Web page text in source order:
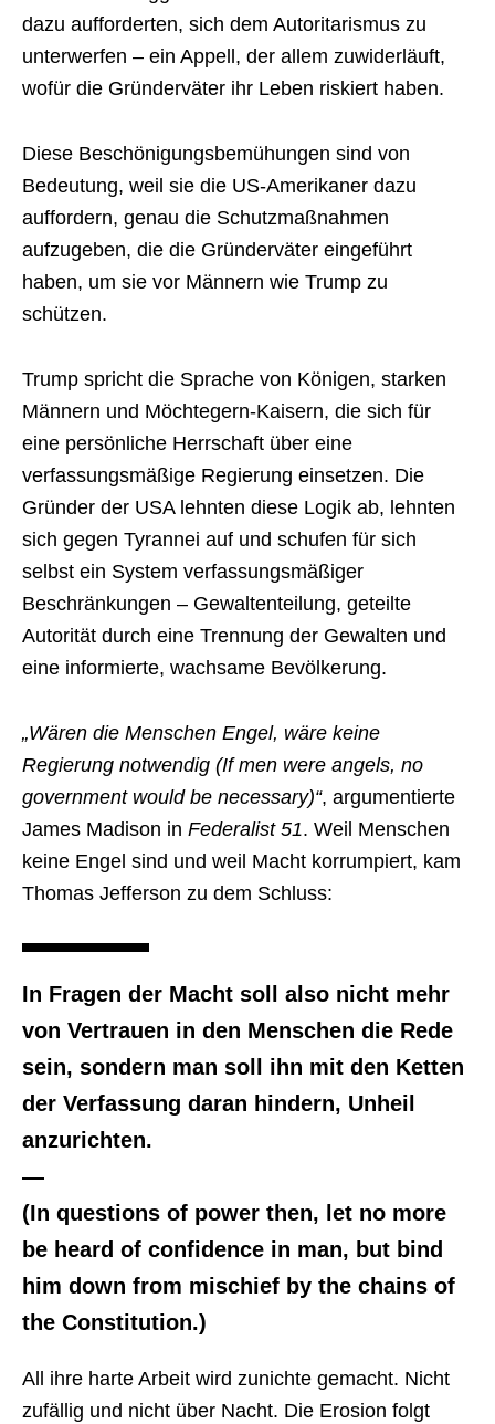
dazu aufforderten, sich dem Autoritarismus zu
unterwerfen – ein Appell, der allem zuwiderläuft,
wofür die Gründerväter ihr Leben riskiert haben.
Diese Beschönigungsbemühungen sind von
Bedeutung, weil sie die US-Amerikaner dazu
auffordern, genau die Schutzmaßnahmen
aufzugeben, die die Gründerväter eingeführt
haben, um sie vor Männern wie Trump zu
schützen.
Trump spricht die Sprache von Königen, starken
Männern und Möchtegern-Kaisern, die sich für
eine persönliche Herrschaft über eine
verfassungsmäßige Regierung einsetzen. Die
Gründer der USA lehnten diese Logik ab, lehnten
sich gegen Tyrannei auf und schufen für sich
selbst ein System verfassungsmäßiger
Beschränkungen – Gewaltenteilung, geteilte
Autorität durch eine Trennung der Gewalten und
eine informierte, wachsame Bevölkerung.
„Wären die Menschen Engel, wäre keine
Regierung notwendig (If men were angels, no
government would be necessary)“, argumentierte
James Madison in Federalist 51. Weil Menschen
keine Engel sind und weil Macht korrumpiert, kam
Thomas Jefferson zu dem Schluss:
In Fragen der Macht soll also nicht mehr
von Vertrauen in den Menschen die Rede
sein, sondern man soll ihn mit den Ketten
der Verfassung daran hindern, Unheil
anzurichten.
—
(In questions of power then, let no more
be heard of confidence in man, but bind
him down from mischief by the chains of
the Constitution.)
All ihre harte Arbeit wird zunichte gemacht. Nicht
zufällig und nicht über Nacht. Die Erosion folgt